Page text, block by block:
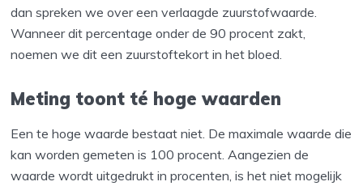
dan spreken we over een verlaagde zuurstofwaarde.
Wanneer dit percentage onder de 90 procent zakt,
noemen we dit een zuurstoftekort in het bloed.
Meting toont té hoge waarden
Een te hoge waarde bestaat niet. De maximale waarde die
kan worden gemeten is 100 procent. Aangezien de
waarde wordt uitgedrukt in procenten, is het niet mogelijk